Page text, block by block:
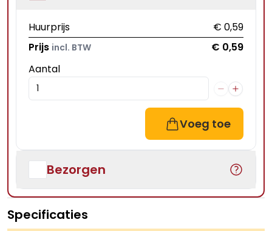
Huurprijs
€ 0,59
Prijs incl. BTW
€ 0,59
Aantal
Voeg toe
Bezorgen
Specificaties